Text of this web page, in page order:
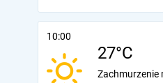
10:00
27°C
Zachmurzenie